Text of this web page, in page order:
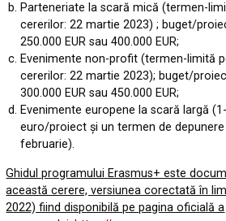
Parteneriate la scară mică (termen-
cererilor: 22 martie 2023) ; buget/
250.000 EUR sau 400.000 EUR;
Evenimente non-profit (termen-limită
cererilor: 22 martie 2023); buget/
300.000 EUR sau 450.000 EUR;
Evenimente europene la scară largă
euro/proiect şi un termen de
februarie).
Ghidul programului Erasmus+ este
această cerere, versiunea corectată în
2022) fiind disponibilă pe pagina oficială a